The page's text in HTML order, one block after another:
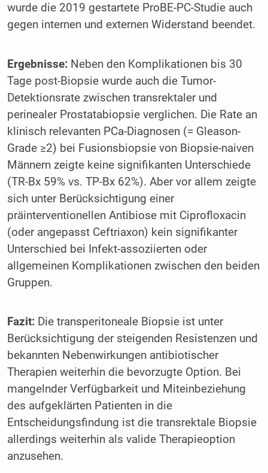
wurde die 2019 gestartete ProBE-PC-Studie auch
gegen internen und externen Widerstand beendet.
Ergebnisse: Neben den Komplikationen bis 30
Tage post-Biopsie wurde auch die Tumor-
Detektionsrate zwischen transrektaler und
perinealer Prostatabiopsie verglichen. Die Rate an
klinisch relevanten PCa-Diagnosen (= Gleason-
Grade ≥2) bei Fusionsbiopsie von Biopsie-naiven
Männern zeigte keine signifikanten Unterschiede
(TR-Bx 59% vs. TP-Bx 62%). Aber vor allem zeigte
sich unter Berücksichtigung einer
präinterventionellen Antibiose mit Ciprofloxacin
(oder angepasst Ceftriaxon) kein signifikanter
Unterschied bei Infekt-assoziierten oder
allgemeinen Komplikationen zwischen den beiden
Gruppen.
Fazit: Die transperitoneale Biopsie ist unter
Berücksichtigung der steigenden Resistenzen und
bekannten Nebenwirkungen antibiotischer
Therapien weiterhin die bevorzugte Option. Bei
mangelnder Verfügbarkeit und Miteinbeziehung
des aufgeklärten Patienten in die
Entscheidungsfindung ist die transrektale Biopsie
allerdings weiterhin als valide Therapieoption
anzusehen.